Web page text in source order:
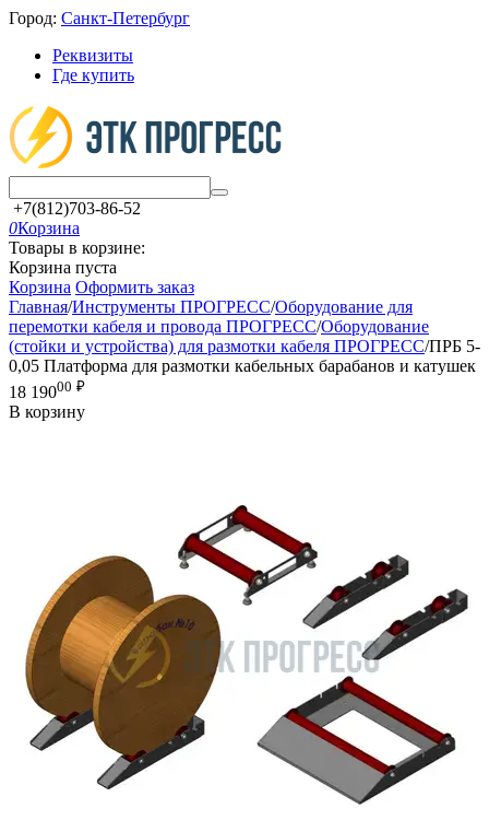
Город: Санкт-Петербург
Реквизиты
Где купить
+7(812)703-86-52
0Корзина
Товары в корзине:
Корзина пуста
Корзина Оформить заказ
Главная/Инструменты ПРОГРЕСС/Оборудование для
перемотки кабеля и провода ПРОГРЕСС/Оборудование
(стойки и устройства) для размотки кабеля ПРОГРЕСС/ПРБ 5-
0,05 Платформа для размотки кабельных барабанов и катушек
18 19000 ₽
В корзину